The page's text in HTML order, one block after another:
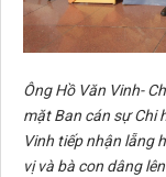
Ông Hồ Văn Vinh-
mặt Ban cán sự Chi
Vinh tiếp nhận lẵng
vị và bà con dâng